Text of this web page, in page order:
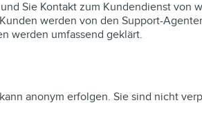
Sie Kontakt zum Kundendienst
werden von den Support-
werden umfassend geklärt.
anonym erfolgen. Sie sind nicht